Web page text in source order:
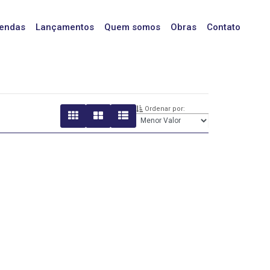
Contato
Obras
Quem somos
Lançamentos
Ordenar por: